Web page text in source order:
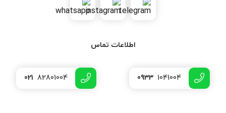
اطلاعات تماس
0933 1041004
021 82801004